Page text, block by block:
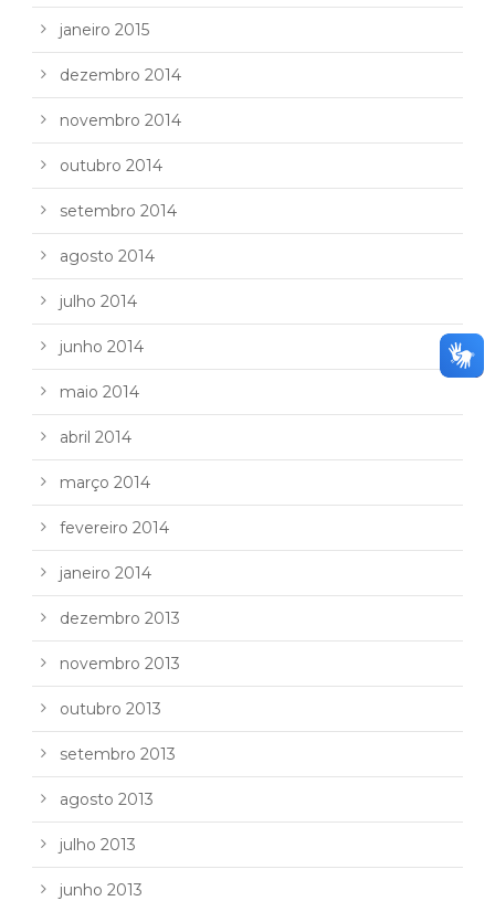
janeiro 2015
dezembro 2014
novembro 2014
outubro 2014
setembro 2014
agosto 2014
julho 2014
junho 2014
maio 2014
abril 2014
março 2014
fevereiro 2014
janeiro 2014
dezembro 2013
novembro 2013
outubro 2013
setembro 2013
agosto 2013
julho 2013
junho 2013